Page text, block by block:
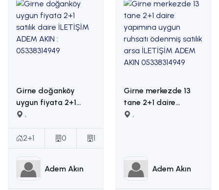
Girne doğanköy
uygun fiyata 2+1
satılık daire İLETİŞİM
05338314949
,
2+1 0 1
Adem Akın
Girne merkezde 13
tane 2+1 daire
yapımına uygun
05338314949
,
Adem Akın